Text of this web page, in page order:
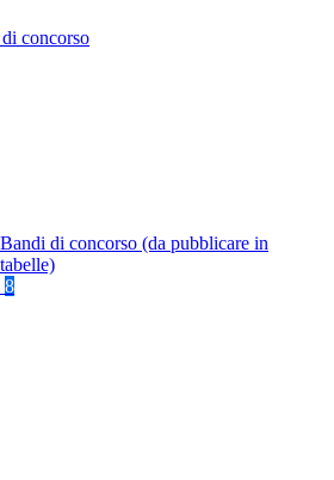
concorso
Bandi di concorso (da pubblicare in
tabelle)
8